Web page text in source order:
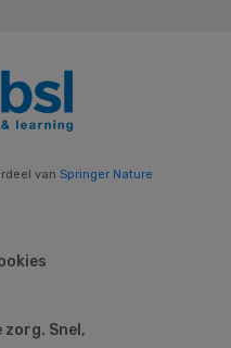
van Springer Nature
Snel,